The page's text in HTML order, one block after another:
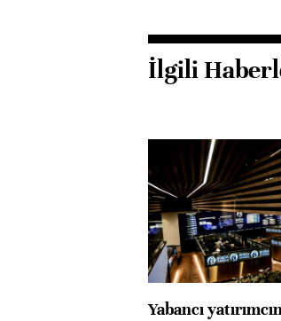
İlgili
Yabancı